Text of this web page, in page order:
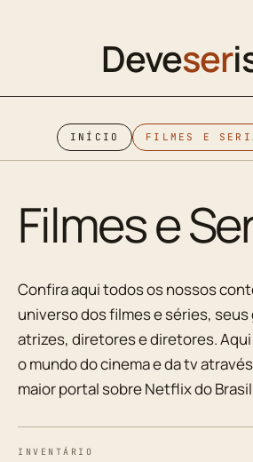
Deveser
INÍCIO FILMES E
Filmes e
Confira aqui todos os nossos
universo dos filmes e séries,
atrizes, diretores e diretores.
o mundo do cinema e da tv
maior portal sobre Netflix do
INVENTÁRIO